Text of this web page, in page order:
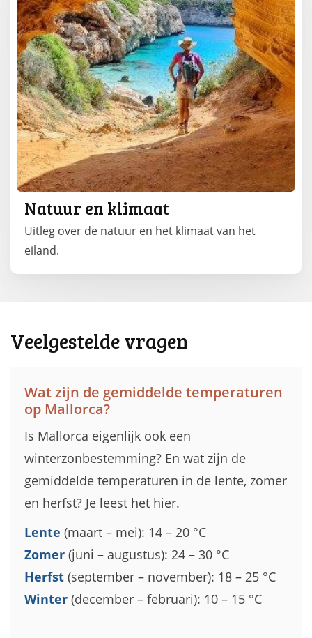
Natuur en klimaat
Uitleg over de natuur en het klimaat van het
eiland.
Veelgestelde vragen
Wat zijn de gemiddelde temperaturen
op Mallorca?
Is Mallorca eigenlijk ook een
winterzonbestemming? En wat zijn de
gemiddelde temperaturen in de lente, zomer
en herfst? Je leest het hier.
Lente (maart – mei): 14 – 20 °C
Zomer (juni – augustus): 24 – 30 °C
Herfst (september – november): 18 – 25 °C
Winter (december – februari): 10 – 15 °C